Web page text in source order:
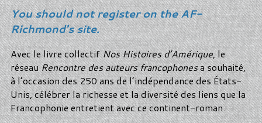
You should not register on the AF-
Richmond's site.
Avec le livre collectifNos Histoires d’Amérique, le
réseauRencontre des auteurs francophonesa souhaité,
à l’occasion des 250 ans de l’indépendance des États-
Unis, célébrer la richesse et la diversité des liens que la
Francophonie entretient avec ce continent-roman.